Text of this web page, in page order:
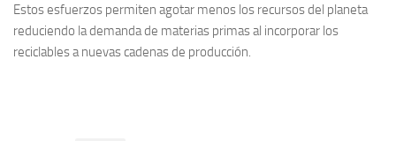
Estos esfuerzos permiten agotar menos los recursos del planeta
reduciendo la demanda de materias primas al incorporar los
reciclables a nuevas cadenas de producción.